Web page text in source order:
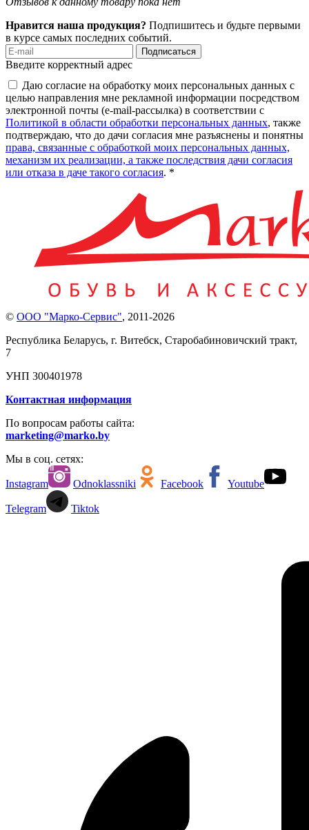
Нравится наша продукция? Подпишитесь и будьте первыми
в курсе самых последних событий.
Подписаться
Введите корректный адрес
Даю согласие на обработку моих персональных данных с
целью направления мне рекламной информации посредством
электронной почты (e-mail-рассылка) в соответствии с
Политикой в области обработки персональных данных, также
подтверждаю, что до дачи согласия мне разъяснены и понятны
права, связанные с обработкой моих персональных данных,
механизм их реализации, а также последствия дачи согласия
или отказа в даче такого согласия. *
© ООО "Марко-Сервис", 2011-2026
Республика Беларусь, г. Витебск, Старобабиновичский тракт,
7
УНП 300401978
Контактная информация
По вопросам работы сайта:
marketing@marko.by
Мы в соц. сетях:
Instagram Odnoklassniki Facebook Youtube
Telegram Tiktok